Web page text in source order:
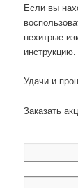
Если вы
нехитрые
инструкцию.
Удачи и
Заказать